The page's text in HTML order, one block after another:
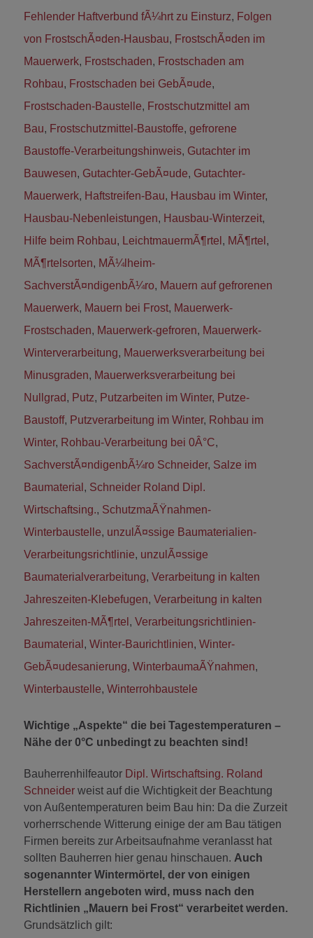
Fehlender Haftverbund fÃ¼hrt zu Einsturz, Folgen
von FrostschÃ¤den-Hausbau, FrostschÃ¤den im
Mauerwerk, Frostschaden, Frostschaden am
Rohbau, Frostschaden bei GebÃ¤ude,
Frostschaden-Baustelle, Frostschutzmittel am
Bau, Frostschutzmittel-Baustoffe, gefrorene
Baustoffe-Verarbeitungshinweis, Gutachter im
Bauwesen, Gutachter-GebÃ¤ude, Gutachter-
Mauerwerk, Haftstreifen-Bau, Hausbau im Winter,
Hausbau-Nebenleistungen, Hausbau-Winterzeit,
Hilfe beim Rohbau, LeichtmauermÃ¶rtel , MÃ¶rtel ,
MÃ¶rtelsorten, MÃ¼lheim-
SachverstÃ¤ndigenbÃ¼ro, Mauern auf gefrorenen
Mauerwerk, Mauern bei Frost, Mauerwerk-
Frostschaden, Mauerwerk-gefroren, Mauerwerk-
Winterverarbeitung, Mauerwerksverarbeitung bei
Minusgraden, Mauerwerksverarbeitung bei
Nullgrad, Putz, Putzarbeiten im Winter, Putze-
Baustoff, Putzverarbeitung im Winter, Rohbau im
Winter, Rohbau-Verarbeitung bei 0Â°C,
SachverstÃ¤ndigenbÃ¼ro Schneider, Salze im
Baumaterial , Schneider Roland Dipl.
Wirtschaftsing., SchutzmaÃŸnahmen-
Winterbaustelle, unzulÃ¤ssige Baumaterialien-
Verarbeitungsrichtlinie, unzulÃ¤ssige
Baumaterialverarbeitung, Verarbeitung in kalten
Jahreszeiten-Klebefugen, Verarbeitung in kalten
Jahreszeiten-MÃ¶rtel , Verarbeitungsrichtlinien-
Baumaterial , Winter-Baurichtlinien, Winter-
GebÃ¤udesanierung, WinterbaumaÃŸnahmen,
Winterbaustelle, Winterrohbaustele
Wichtige „Aspekte“ die bei Tagestemperaturen –
Nähe der 0°C unbedingt zu beachten sind!
Bauherrenhilfeautor Dipl. Wirtschaftsing. Roland
Schneider weist auf die Wichtigkeit der Beachtung
von Außentemperaturen beim Bau hin: Da die Zurzeit
vorherrschende Witterung einige der am Bau tätigen
Firmen bereits zur Arbeitsaufnahme veranlasst hat
sollten Bauherren hier genau hinschauen. Auch
sogenannter Wintermörtel, der von einigen
Herstellern angeboten wird, muss nach den
Richtlinien „Mauern bei Frost“ verarbeitet werden.
Grundsätzlich gilt: